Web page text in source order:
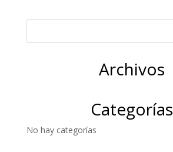
Archivos
Categorías
No hay categorías